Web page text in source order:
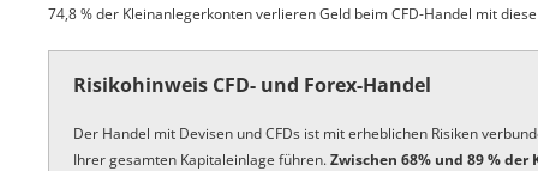
74,8 % der Kleinanlegerkonten verlieren Geld beim CFD-Handel mit
Risikohinweis CFD- und Forex-Handel
Der Handel mit Devisen und CFDs ist mit erheblichen Risiken
Ihrer gesamten Kapitaleinlage führen. Zwischen 68% und 89 %